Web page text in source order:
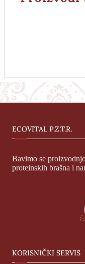
ECOVITAL P.Z.T.R.
Bavimo se
proteinskih brašna i
KORISNIČKI SERVIS